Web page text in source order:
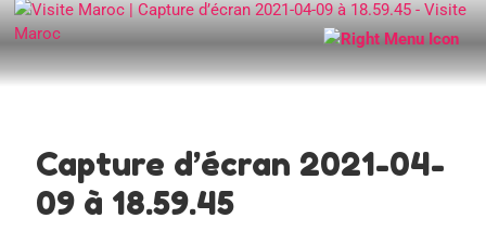
Capture d’écran 2021-04-
09 à 18.59.45